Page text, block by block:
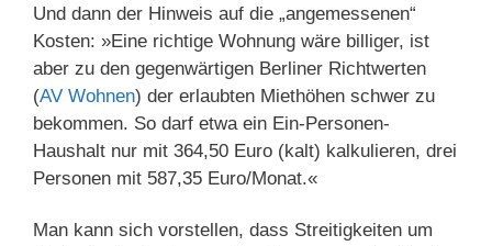
Und dann der Hinweis auf die „angemessenen“
Kosten: »Eine richtige Wohnung wäre billiger, ist
aber zu den gegenwärtigen Berliner Richtwerten
(AV Wohnen) der erlaubten Miethöhen schwer zu
bekommen. So darf etwa ein Ein-Personen-
Haushalt nur mit 364,50 Euro (kalt) kalkulieren, drei
Personen mit 587,35 Euro/Monat.«
Man kann sich vorstellen, dass Streitigkeiten um